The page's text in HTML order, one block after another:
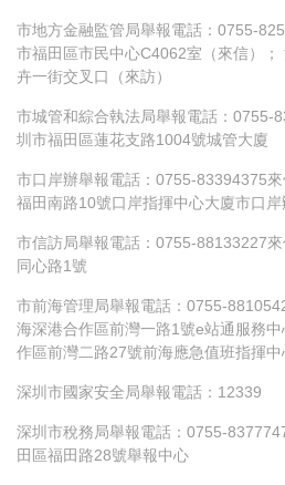
市地方金融監管局舉報電話：0755-
市福田區市民中心C4062室（來信）
卉一街交叉口（來訪）
市城管和綜合執法局舉報電話：0755-
圳市福田區蓮花支路1004號城管大廈
市口岸辦舉報電話：0755-83394375
福田南路10號口岸指揮中心大廈市口
市信訪局舉報電話：0755-88133227
同心路1號
市前海管理局舉報電話：0755-
海深港合作區前灣一路1號e站通服務
作區前灣二路27號前海應急值班指揮中
深圳市國家安全局舉報電話：12339
深圳市稅務局舉報電話：0755-
田區福田路28號舉報中心